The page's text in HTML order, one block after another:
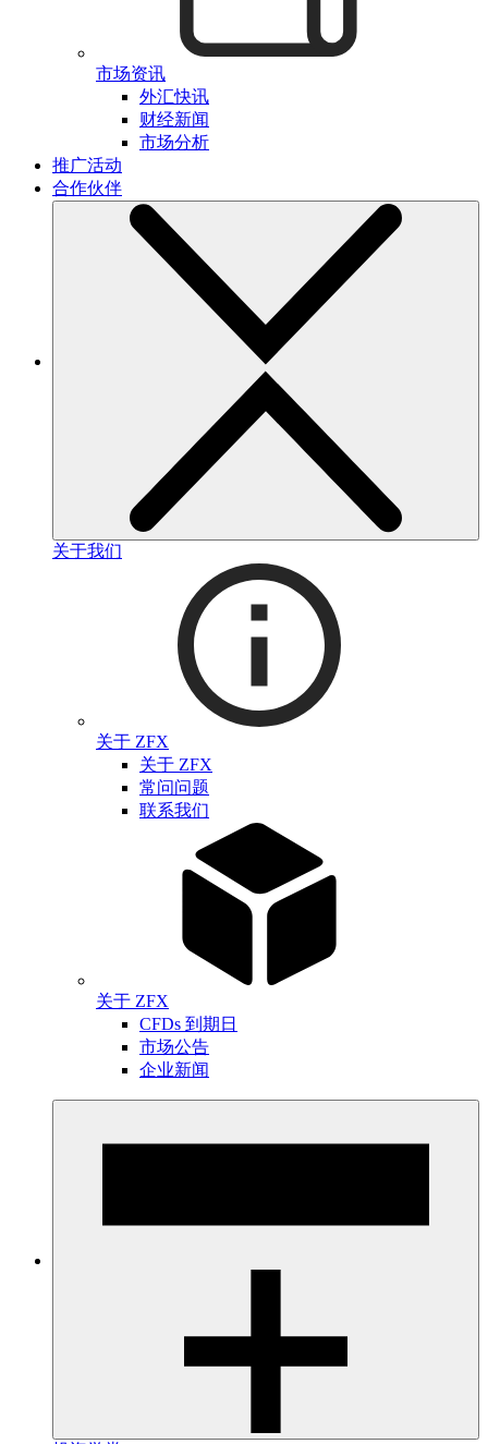
市场资讯
外汇快讯
财经新闻
市场分析
推广活动
合作伙伴
关于我们
关于 ZFX
关于 ZFX
常问问题
联系我们
关于 ZFX
CFDs 到期日
市场公告
企业新闻